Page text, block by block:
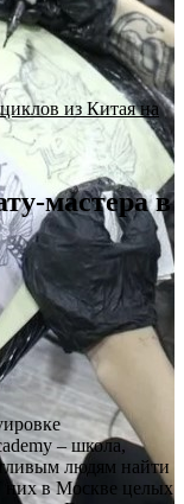
из Китая на
мастера в
– школа,
людям найти
них в Москве целых